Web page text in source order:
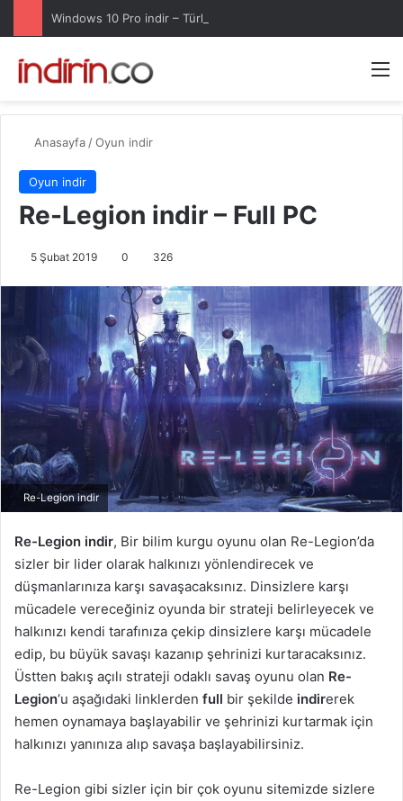
Windows 10 Pro indir – Türkçe – Güncel 2025
Anasayfa /Oyun indir
Oyun indir
Re-Legion indir – Full PC
5 Şubat 2019 0 326
Re-Legion indir
Re-Legion indir, Bir bilim kurgu oyunu olan Re-Legion’da
sizler bir lider olarak halkınızı yönlendirecek ve
düşmanlarınıza karşı savaşacaksınız. Dinsizlere karşı
mücadele vereceğiniz oyunda bir strateji belirleyecek ve
halkınızı kendi tarafınıza çekip dinsizlere karşı mücadele
edip, bu büyük savaşı kazanıp şehrinizi kurtaracaksınız.
Üstten bakış açılı strateji odaklı savaş oyunu olan Re-
Legion‘u aşağıdaki linklerden full bir şekilde indirerek
hemen oynamaya başlayabilir ve şehrinizi kurtarmak için
halkınızı yanınıza alıp savaşa başlayabilirsiniz.
Re-Legion gibi sizler için bir çok oyunu sitemizde sizlere